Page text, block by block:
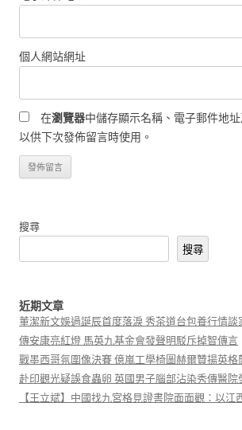
個人網站網址
在瀏覽器中儲存顯示名稱、電子郵件地
以供下次發佈留言時使用。
搜尋
搜尋
近期文章
董潔新文娛過誕辰首度落淚 秀茶道台包養行情談
傳安康亮紅燈 馬英九基金會發聲明駁斥掉智傳言
戰墨西哥氛圍像決賽 億嵐工學椅圖赫爾贊揚英格
赴印觀光疑誤食蟲卵 英國男子腦部沾染秀傳醫院
【王立斌】中國找九宮格見證書院面面觀：以江